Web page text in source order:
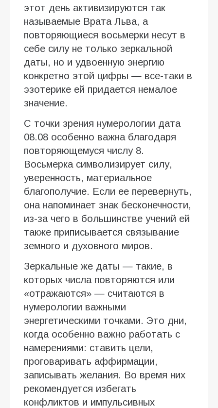
этот день активизируются так
называемые Врата Льва, а
повторяющиеся восьмерки несут в
себе силу не только зеркальной
даты, но и удвоенную энергию
конкретно этой цифры — все-таки в
эзотерике ей придается немалое
значение.
С точки зрения нумерологии дата
08.08 особенно важна благодаря
повторяющемуся числу 8.
Восьмерка символизирует силу,
уверенность, материальное
благополучие. Если ее перевернуть,
она напоминает знак бесконечности,
из-за чего в большинстве учений ей
также приписывается связывание
земного и духовного миров.
Зеркальные же даты — такие, в
которых числа повторяются или
«отражаются» — считаются в
нумерологии важными
энергетическими точками. Это дни,
когда особенно важно работать с
намерениями: ставить цели,
проговаривать аффирмации,
записывать желания. Во время них
рекомендуется избегать
конфликтов и импульсивных